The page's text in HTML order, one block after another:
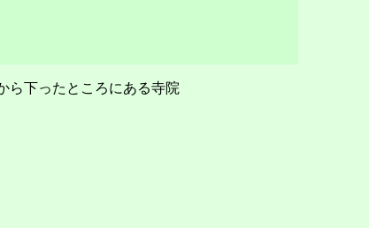
ら下ったところにある寺院